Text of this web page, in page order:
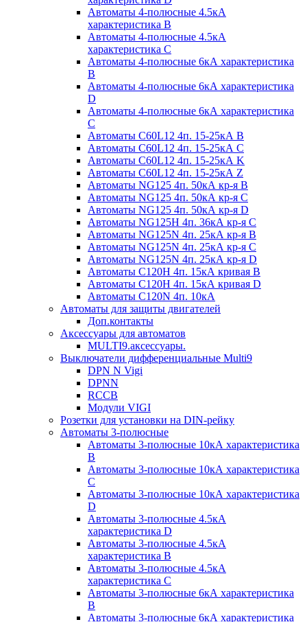
Автоматы 4-полюсные 4.5кА
характеристика В
Автоматы 4-полюсные 4.5кА
характеристика С
Автоматы 4-полюсные 6кА характеристика
B
Автоматы 4-полюсные 6кА характеристика
D
Автоматы 4-полюсные 6кА характеристика
С
Автоматы C60L12 4п. 15-25кА B
Автоматы C60L12 4п. 15-25кА C
Автоматы C60L12 4п. 15-25кА K
Автоматы C60L12 4п. 15-25кА Z
Автоматы NG125 4п. 50кА кр-я B
Автоматы NG125 4п. 50кА кр-я C
Автоматы NG125 4п. 50кА кр-я D
Автоматы NG125H 4п. 36кА кр-я C
Автоматы NG125N 4п. 25кА кр-я B
Автоматы NG125N 4п. 25кА кр-я C
Автоматы NG125N 4п. 25кА кр-я D
Автоматы С120H 4п. 15кА кривая B
Автоматы С120H 4п. 15кА кривая D
Автоматы С120N 4п. 10кА
Автоматы для защиты двигателей
Доп.контакты
Аксессуары для автоматов
MULTI9.аксессуары.
Выключатели дифференциальные Multi9
DPN N Vigi
DPNN
RCCB
Модули VIGI
Розетки для установки на DIN-рейку
Автоматы 3-полюсные
Автоматы 3-полюсные 10кА характеристика
B
Автоматы 3-полюсные 10кА характеристика
C
Автоматы 3-полюсные 10кА характеристика
D
Автоматы 3-полюсные 4.5кА
характеристика D
Автоматы 3-полюсные 4.5кА
характеристика В
Автоматы 3-полюсные 4.5кА
характеристика С
Автоматы 3-полюсные 6кА характеристика
B
Автоматы 3-полюсные 6кА характеристика